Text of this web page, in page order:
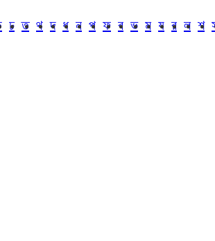
ঢ ত থ দ ধ ন প ফ ব ভ ম য র ল শ